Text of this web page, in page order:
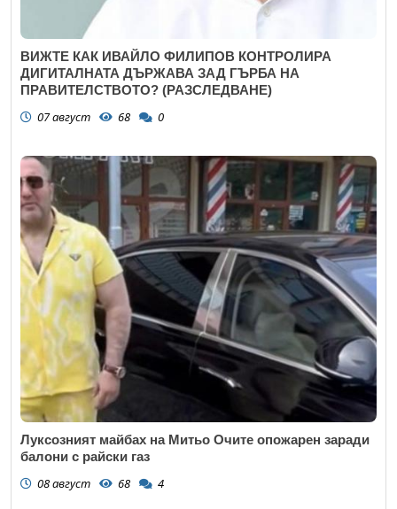
ВИЖТЕ КАК ИВАЙЛО ФИЛИПОВ КОНТРОЛИРА
ДИГИТАЛНАТА ДЪРЖАВА ЗАД ГЪРБА НА
ПРАВИТЕЛСТВОТО? (РАЗСЛЕДВАНЕ)
07 август 68 0
Луксозният майбах на Митьо Очите опожарен заради
балони с райски газ
08 август 68 4